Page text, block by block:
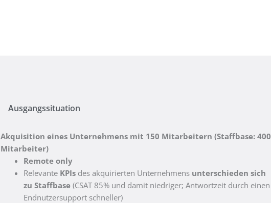
Ausgangssituation
Akquisition eines Unternehmens mit 150 Mitarbeitern (Staffbase: 400
Mitarbeiter)
Remote only
Relevante KPIs des akquirierten Unternehmens unterschieden sich
zu Staffbase (CSAT 85% und damit niedriger; Antwortzeit durch einen
Endnutzersupport schneller)